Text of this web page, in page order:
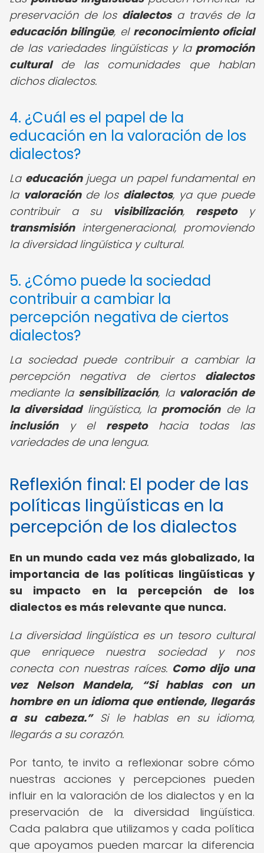
preservación de los dialectosa través de la
educación bilingüe, el reconocimiento oficial
de las variedades lingüísticas y la promoción
culturalde las comunidades que hablan
dichos dialectos.
4. ¿Cuál es el papel de la
educación en la valoración de los
dialectos?
La educaciónjuega un papel fundamental en
la valoraciónde los dialectos, ya que puede
contribuir a su visibilización, respetoy
transmisiónintergeneracional, promoviendo
la diversidad lingüística y cultural.
5. ¿Cómo puede la sociedad
contribuir a cambiar la
percepción negativa de ciertos
dialectos?
La sociedad puede contribuir a cambiar la
percepción negativa de ciertos dialectos
mediante la sensibilización, la valoración de
la diversidadlingüística, la promociónde la
inclusióny el respetohacia todas las
variedades de una lengua.
Reflexión final: El poder de las
políticas lingüísticas en la
percepción de los dialectos
En un mundo cada vez más globalizado, la
importancia de las políticas lingüísticas y
su impacto en la percepción de los
dialectos es más relevante que nunca.
La diversidad lingüística es un tesoro cultural
que enriquece nuestra sociedad y nos
conecta con nuestras raíces. Como dijo una
vez Nelson Mandela,
Si hablas con un
hombre en un idioma que entiende, llegarás
a su cabeza. Si le hablas en su idioma,
llegarás a su corazón.
Por tanto, te invito a reflexionar sobre cómo
nuestras acciones y percepciones pueden
influir en la valoración de los dialectos y en la
preservación de la diversidad lingüística.
Cada palabra que utilizamos y cada política
que apoyamos pueden marcar la diferencia